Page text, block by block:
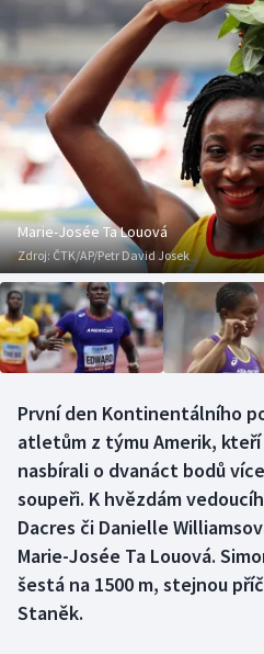
Cyklistika
DALŠÍ SPORTY
Americký fotbal
Baseball a softbal
Basketbal
Biatlon
Boby a skeleton
Curling
Dostihy
Florbal
Futsal
NEPŘEHLÉDNĚTE
Soutěže
Historické návraty
Aplikace ČT sport
AZ kvíz
Marie-Josée Ta Louová
Zdroj:ČTK/AP/Petr David Josek
První den Kontinentálního
atletům z týmu Amerik,
nasbírali o dvanáct bodů
soupeři. K hvězdám
Dacres či Danielle
Marie-Josée Ta Louová.
šestá na 1500 m, stejnou
Staněk.